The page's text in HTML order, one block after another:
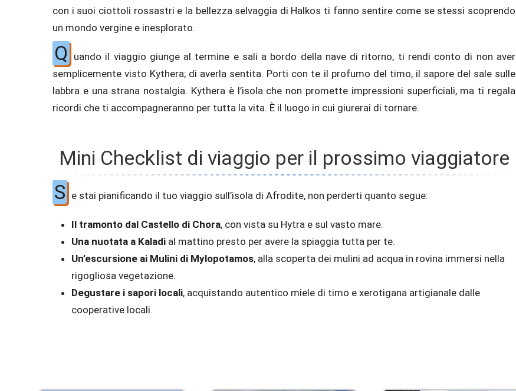
con i suoi ciottoli rossastri e la bellezza selvaggia di Halkos ti fanno sentire come se stessi scoprendo
un mondo vergine e inesplorato.
Q
uando il viaggio giunge al termine e sali a bordo della nave di ritorno, ti rendi conto di non aver
semplicemente visto Kythera; di averla sentita. Porti con te il profumo del timo, il sapore del sale sulle
labbra e una strana nostalgia. Kythera è l’isola che non promette impressioni superficiali, ma ti regala
ricordi che ti accompagneranno per tutta la vita. È il luogo in cui giurerai di tornare.
Mini Checklist di viaggio per il prossimo viaggiatore
S e stai pianificando il tuo viaggio sull’isola di Afrodite, non perderti quanto segue:
Il tramonto dal Castello di Chora, con vista su Hytra e sul vasto mare.
Una nuotata a Kaladi al mattino presto per avere la spiaggia tutta per te.
Un’escursione ai Mulini di Mylopotamos, alla scoperta dei mulini ad acqua in rovina immersi nella
rigogliosa vegetazione.
Degustare i sapori locali, acquistando autentico miele di timo e xerotigana artigianale dalle
cooperative locali.